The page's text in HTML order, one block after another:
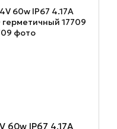
60w ІР67 4.17A